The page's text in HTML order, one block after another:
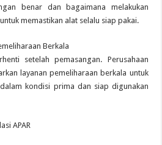
benar dan bagaimana melakukan
memastikan alat selalu siap pakai.
Berkala
setelah pemasangan. Perusahaan
layanan pemeliharaan berkala untuk
dalam kondisi prima dan siap digunakan
APAR